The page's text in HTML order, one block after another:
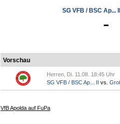
SG VFB / BSC Ap...
-
Vorschau
Herren, Di. 11.08. 18:45 Uhr
SG VFB / BSC Ap... II vs.
VfB Apolda auf FuPa